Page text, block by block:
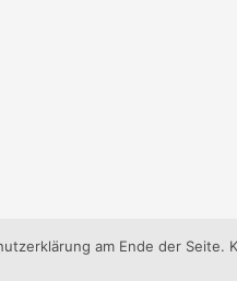
am Ende der Seite.